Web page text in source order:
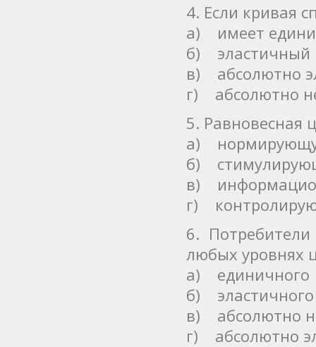
4. Если кривая
а) имеет
б) эластичный
в) абсолютно
г) абсолютно
5. Равновесная
а)
б)
в)
г)
6.
любых уровнях
а) единичного
б) эластичного
в) абсолютно
г) абсолютно